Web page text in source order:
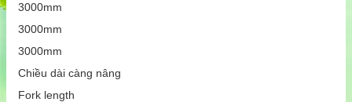
3000mm
3000mm
3000mm
Chiều dài càng nâng
Fork length